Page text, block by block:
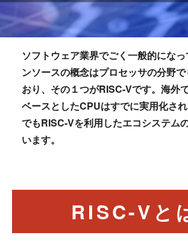
ソフトウェア業界でごく一般的にな
ンソースの概念はプロセッサの分野
おり、その１つがRISC-Vです。海外
ベースとしたCPUはすでに実用化さ
でもRISC-Vを利用したエコシステム
います。
RISC-Vと